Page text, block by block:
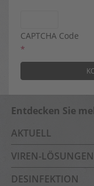
CAPTCHA Code
*
Entdecken Sie
AKTUELL
VIREN-LÖSUNGEN
DESINFEKTION